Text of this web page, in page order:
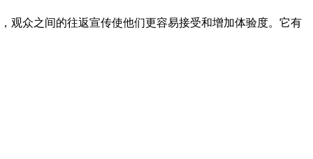
观众之间的往返宣传使他们更容易接受和增加体验度。它有